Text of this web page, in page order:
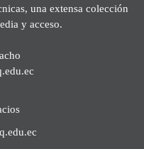
una extensa colección
y acceso.